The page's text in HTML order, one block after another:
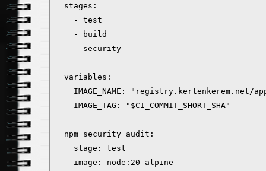
stages:
  - test
  - build
  - security
variables:
IMAGE_NAME: "registry.kertenkerem.net/
  IMAGE_TAG: "$CI_COMMIT_SHORT_SHA"
npm_security_audit:
  stage: test
  image: node:20-alpine